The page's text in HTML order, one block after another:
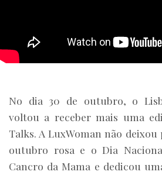
No dia 30 de outubro, o
voltou a receber mais uma
Talks. A LuxWoman não
outubro rosa e o Dia
Cancro da Mama e dedicou